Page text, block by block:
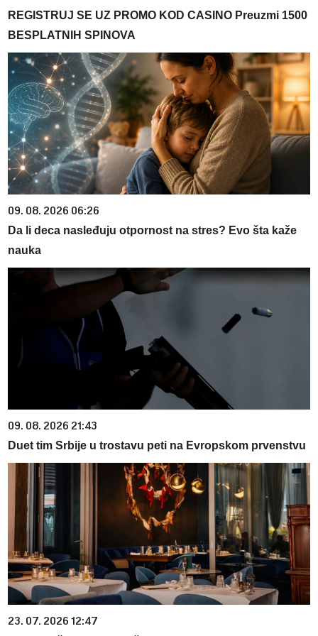
REGISTRUJ SE UZ PROMO KOD CASINO Preuzmi 1500
BESPLATNIH SPINOVA
09. 08. 2026 06:26
Da li deca nasleđuju otpornost na stres? Evo šta kaže
nauka
09. 08. 2026 21:43
Duet tim Srbije u trostavu peti na Evropskom prvenstvu
23. 07. 2026 12:47